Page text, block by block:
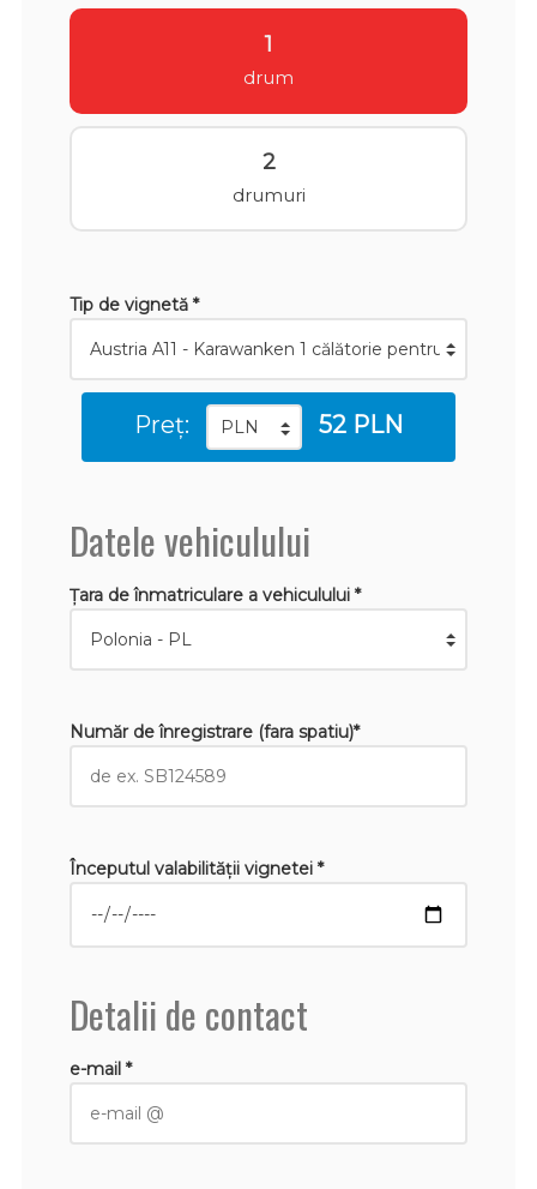
1
drum
2
drumuri
Tip de vignetă *
Preț: 52 PLN
Datele vehiculului
Țara de înmatriculare a vehiculului *
Număr de înregistrare (fara spatiu)*
Începutul valabilităţii vignetei *
Detalii de contact
e-mail *